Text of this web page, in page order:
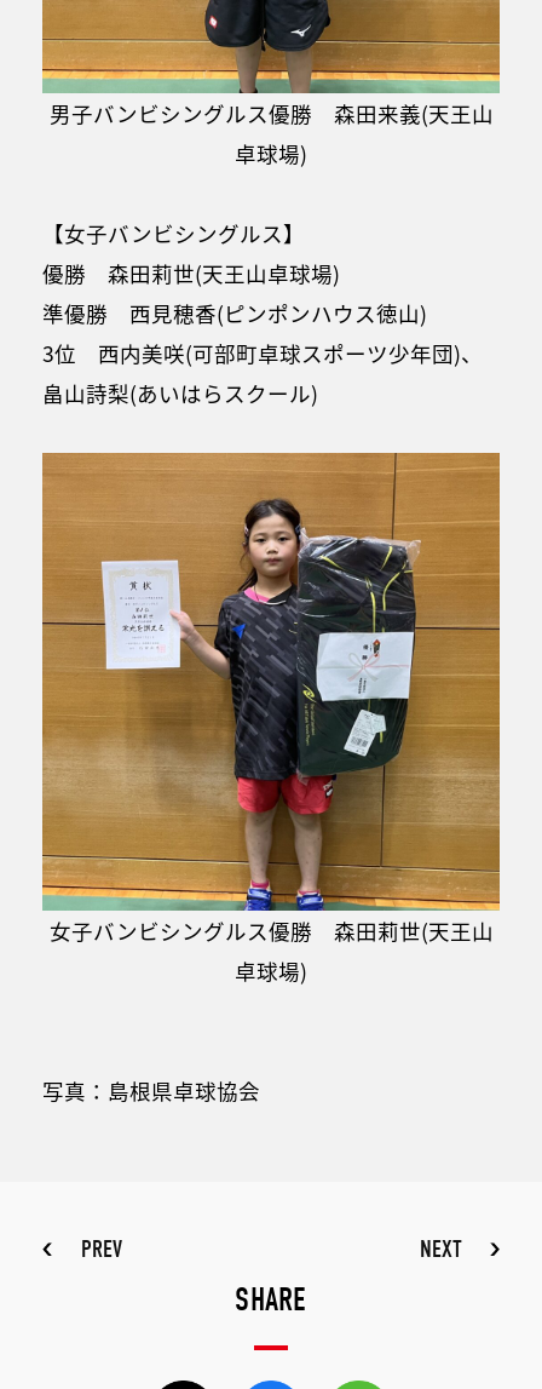
男子バンビシングルス優勝 森田来義(天王山
卓球場)
【女子バンビシングルス】
優勝 森田莉世(天王山卓球場)
準優勝 西見穂香(ピンポンハウス徳山)
3位 西内美咲(可部町卓球スポーツ少年団)、
畠山詩梨(あいはらスクール)
女子バンビシングルス優勝 森田莉世(天王山
卓球場)
写真：島根県卓球協会
PREV NEXT
SHARE